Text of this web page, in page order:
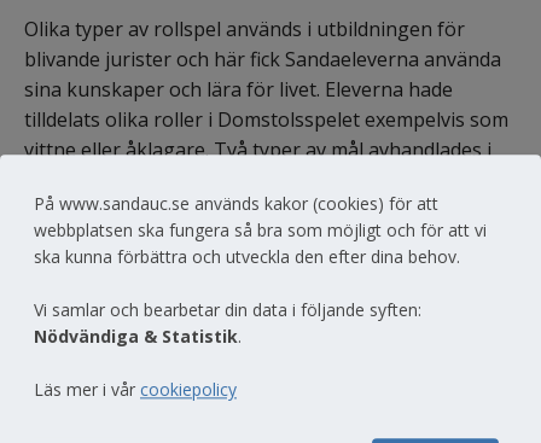
Olika typer av rollspel används i utbildningen för
blivande jurister och här fick Sandaeleverna använda
sina kunskaper och lära för livet. Eleverna hade
tilldelats olika roller i Domstolsspelet exempelvis som
vittne eller åklagare. Två typer av mål avhandlades i
agerade med träffsäkerhet och fick värdefull feedback
av en juridikstuderande fd Sandaelev och
basketspelande advokat.
På www.sandauc.se används kakor (cookies) för att
webbplatsen ska fungera så bra som möjligt och för att vi
ska kunna förbättra och utveckla den efter dina behov.
Vi samlar och bearbetar din data i följande syften:
Nödvändiga & Statistik.
Läs mer i vår cookiepolicy